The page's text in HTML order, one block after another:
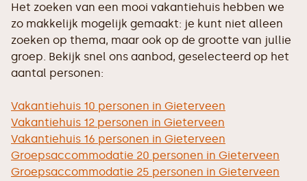
Het zoeken van een mooi vakantiehuis hebben we
zo makkelijk mogelijk gemaakt: je kunt niet alleen
zoeken op thema, maar ook op de grootte van jullie
groep. Bekijk snel ons aanbod, geselecteerd op het
aantal personen:
Vakantiehuis 10 personen in Gieterveen
Vakantiehuis 12 personen in Gieterveen
Vakantiehuis 16 personen in Gieterveen
Groepsaccommodatie 20 personen in Gieterveen
Groepsaccommodatie 25 personen in Gieterveen